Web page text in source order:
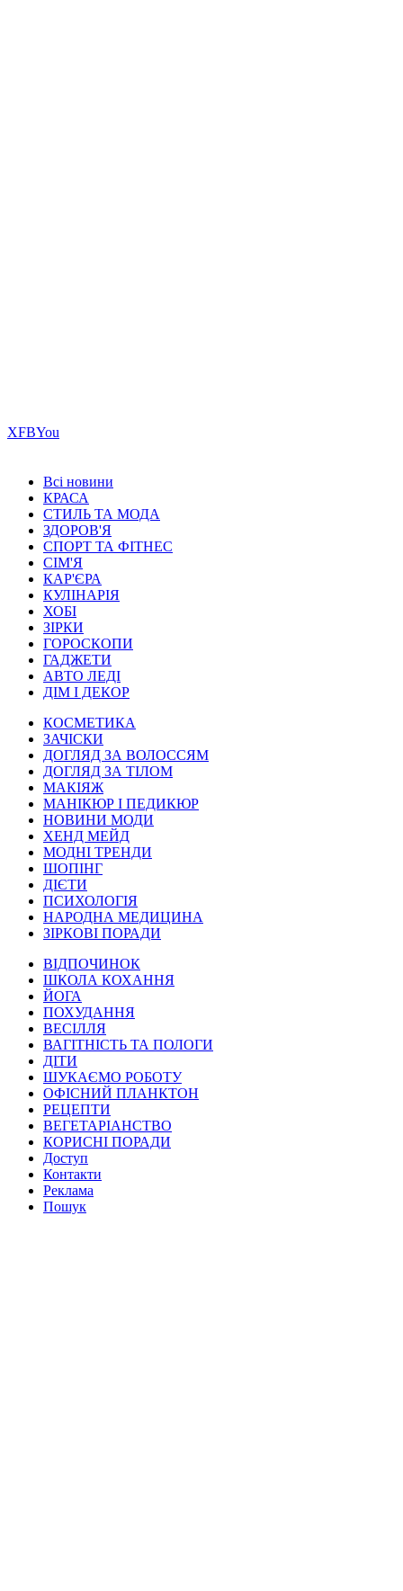
ХFBYou
Всі новини
КРАСА
СТИЛЬ ТА МОДА
ЗДОРОВ'Я
СПОРТ ТА ФІТНЕС
СІМ'Я
КАР'ЄРА
КУЛІНАРІЯ
ХОБІ
ЗІРКИ
ГОРОСКОПИ
ГАДЖЕТИ
АВТО ЛЕДІ
ДІМ І ДЕКОР
КОСМЕТИКА
ЗАЧІСКИ
ДОГЛЯД ЗА ВОЛОССЯМ
ДОГЛЯД ЗА ТІЛОМ
МАКІЯЖ
МАНІКЮР І ПЕДИКЮР
НОВИНИ МОДИ
ХЕНД МЕЙД
МОДНІ ТРЕНДИ
ШОПІНГ
ДІЄТИ
ПСИХОЛОГІЯ
НАРОДНА МЕДИЦИНА
ЗІРКОВІ ПОРАДИ
ВІДПОЧИНОК
ШКОЛА КОХАННЯ
ЙОГА
ПОХУДАННЯ
ВЕСІЛЛЯ
ВАГІТНІСТЬ ТА ПОЛОГИ
ДІТИ
ШУКАЄМО РОБОТУ
ОФІСНИЙ ПЛАНКТОН
РЕЦЕПТИ
ВЕГЕТАРІАНСТВО
КОРИСНІ ПОРАДИ
Доступ
Контакти
Реклама
Пошук